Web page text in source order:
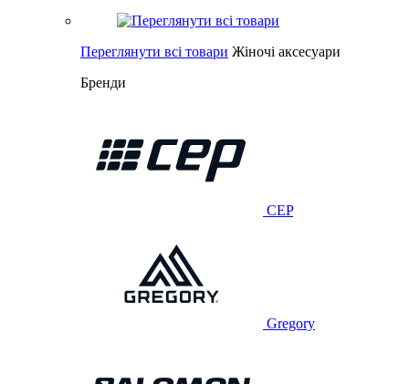
Переглянути всі товари Жіночі аксесуари
Бренди
CEP
Gregory